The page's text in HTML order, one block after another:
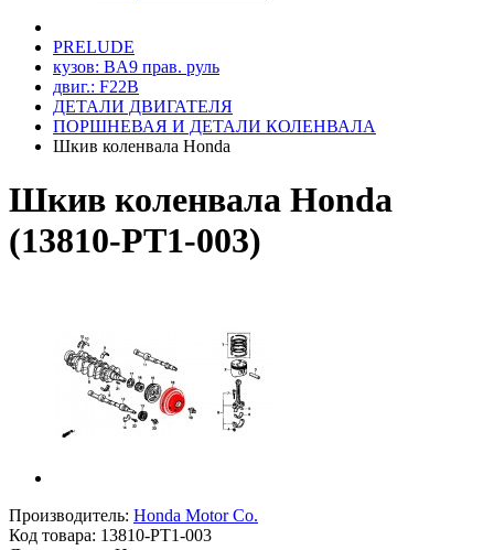
PRELUDE
кузов: BA9 прав. руль
двиг.: F22B
ДЕТАЛИ ДВИГАТЕЛЯ
ПОРШНЕВАЯ И ДЕТАЛИ КОЛЕНВАЛА
Шкив коленвала Honda
Шкив коленвала Honda
(13810-PT1-003)
Производитель: Honda Motor Co.
Код товара: 13810-PT1-003